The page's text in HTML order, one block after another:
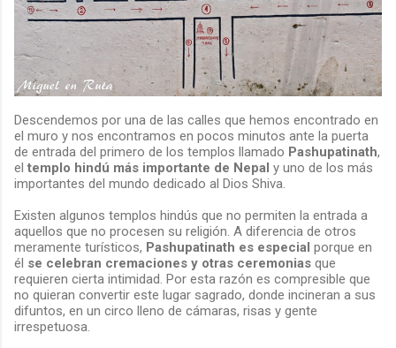
Descendemos por una de las calles que hemos encontrado en
el muro y nos encontramos en pocos minutos ante la puerta
de entrada del primero de los templos llamado Pashupatinath,
el templo hindú más importante de Nepal y uno de los más
importantes del mundo dedicado al Dios Shiva.
Existen algunos templos hindús que no permiten la entrada a
aquellos que no procesen su religión. A diferencia de otros
meramente turísticos, Pashupatinath es especial porque en
él se celebran cremaciones y otras ceremonias que
requieren cierta intimidad. Por esta razón es compresible que
no quieran convertir este lugar sagrado, donde incineran a sus
difuntos, en un circo lleno de cámaras, risas y gente
irrespetuosa.